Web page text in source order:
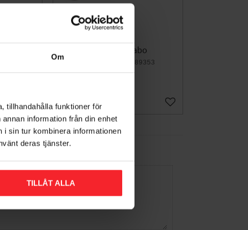
Om
tillhandahålla funktioner för
information från din enhet
sin tur kombinera informationen
deras tjänster.
TILLÅT ALLA
Lägg till i favoriter
Konsol 4, Habo
006189353
36
Lägg till i favoriter